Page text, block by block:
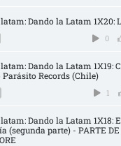
Dando la Latam 1X20:
0
Dando la Latam 1X19:
Parásito Records (Chile)
1
Dando la Latam 1X18:
(segunda parte) - PARTE